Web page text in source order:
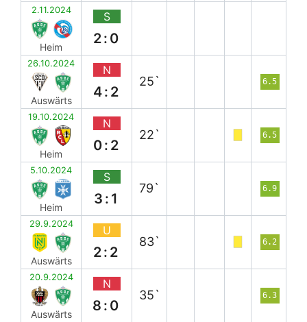
2.11.2024
Heim
S
2:0
26.10.2024
Auswärts
N
4:2
25` 6.5
19.10.2024
Heim
N
0:2
22` 6.5
5.10.2024
Heim
S
3:1
79` 6.9
29.9.2024
Auswärts
U
2:2
83` 6.2
20.9.2024
Auswärts
N
8:0
35` 6.3